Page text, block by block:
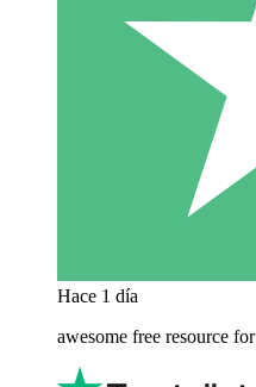
Hace 1 día
awesome free resource